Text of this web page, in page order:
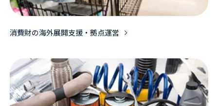
消費財の海外展開支援・拠点運営